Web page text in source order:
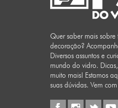
Quer saber mais sobre
decoração?
Diversos assuntos e
mundo do vidro.
muito mais! Estamos
suas dúvidas. Vem